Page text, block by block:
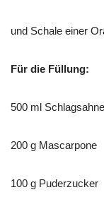
und Schale einer
Für die Füllung:
500 ml Schlagsahne
200 g Mascarpone
100 g Puderzucker